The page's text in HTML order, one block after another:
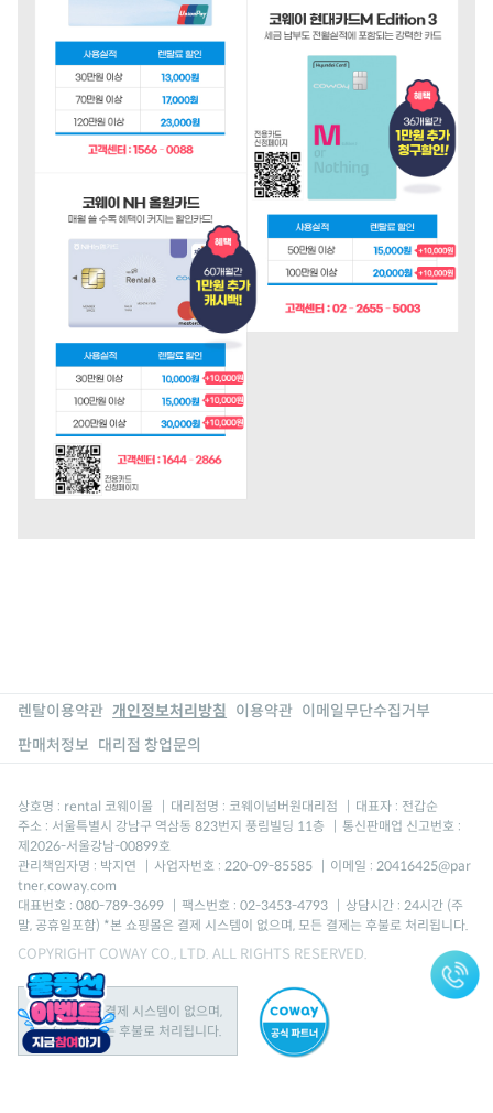
렌탈이용약관 개인정보처리방침 이용약관 이메일무단수집거부
판매처정보 대리점 창업문의
상호명 : rental 코웨이몰 대리점명 : 코웨이넘버원대리점
대표자 : 전갑순
주소 : 서울특별시 강남구 역삼동 823번지 풍림빌딩 11층
통신판매업 신고번호 :
제2026-서울강남-00899호
관리책임자명 : 박지연
사업자번호 : 220-09-85585
이메일 : 20416425@par
tner.coway.com
대표번호 : 080-789-3699
팩스번호 : 02-3453-4793
상담시간 : 24시간 (주
말, 공휴일포함) *본 쇼핑몰은 결제 시스템이 없으며, 모든 결제는 후불로 처리됩니다.
COPYRIGHT COWAY CO., LTD. ALL RIGHTS RESERVED.
본 쇼핑몰은 결제 시스템이 없으며,
모든 결제는 후불로 처리됩니다.